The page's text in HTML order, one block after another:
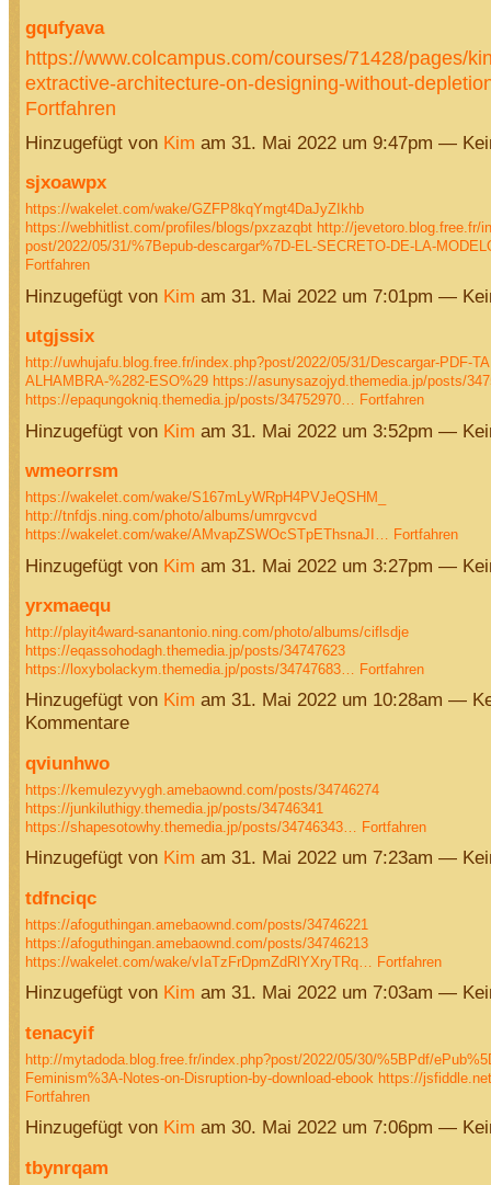
gqufyava
https://www.colcampus.com/courses/71428/pages/
extractive-architecture-on-designing-without-
Fortfahren
Hinzugefügt von Kim am 31. Mai 2022 um 9:47pm —
sjxoawpx
https://wakelet.com/wake/GZFP8kqYmgt4DaJyZIkhb
https://webhitlist.com/profiles/blogs/pxzazqbt http://jevetoro.blog.free.fr/
post/2022/05/31/%7Bepub-descargar%7D-EL-SECRETO-DE-LA-
Fortfahren
Hinzugefügt von Kim am 31. Mai 2022 um 7:01pm —
utgjssix
http://uwhujafu.blog.free.fr/index.php?post/2022/05/31/Descargar-PDF-
ALHAMBRA-%282-ESO%29 https://asunysazojyd.themedia.jp/posts/
https://epaqungokniq.themedia.jp/posts/34752970… Fortfahren
Hinzugefügt von Kim am 31. Mai 2022 um 3:52pm —
wmeorrsm
https://wakelet.com/wake/S167mLyWRpH4PVJeQSHM_
http://tnfdjs.ning.com/photo/albums/umrgvcvd
https://wakelet.com/wake/AMvapZSWOcSTpEThsnaJI… Fortfahren
Hinzugefügt von Kim am 31. Mai 2022 um 3:27pm —
yrxmaequ
http://playit4ward-sanantonio.ning.com/photo/albums/ciflsdje
https://eqassohodagh.themedia.jp/posts/34747623
https://loxybolackym.themedia.jp/posts/34747683… Fortfahren
Hinzugefügt von Kim am 31. Mai 2022 um 10:28am —
Kommentare
qviunhwo
https://kemulezyvygh.amebaownd.com/posts/34746274
https://junkiluthigy.themedia.jp/posts/34746341
https://shapesotowhy.themedia.jp/posts/34746343… Fortfahren
Hinzugefügt von Kim am 31. Mai 2022 um 7:23am —
tdfnciqc
https://afoguthingan.amebaownd.com/posts/34746221
https://afoguthingan.amebaownd.com/posts/34746213
https://wakelet.com/wake/vIaTzFrDpmZdRlYXryTRq… Fortfahren
Hinzugefügt von Kim am 31. Mai 2022 um 7:03am —
tenacyif
http://mytadoda.blog.free.fr/index.php?post/2022/05/30/%5BPdf/
Feminism%3A-Notes-on-Disruption-by-download-ebook https://
Fortfahren
Hinzugefügt von Kim am 30. Mai 2022 um 7:06pm —
tbynrqam